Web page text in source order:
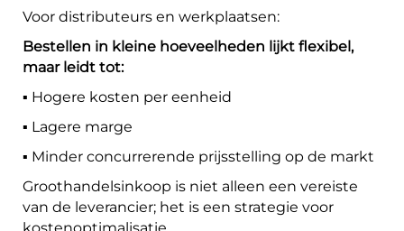
Voor distributeurs en werkplaatsen:
Bestellen in kleine hoeveelheden lijkt flexibel,
maar leidt tot:
▪️ Hogere kosten per eenheid
▪️ Lagere marge
▪️ Minder concurrerende prijsstelling op de markt
Groothandelsinkoop is niet alleen een vereiste
van de leverancier; het is een strategie voor
kostenoptimalisatie.